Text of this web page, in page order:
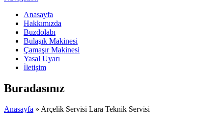
Anasayfa
Hakkımızda
Buzdolabı
Bulaşık Makinesi
Çamaşır Makinesi
Yasal Uyarı
İletişim
Buradasınız
Anasayfa » Arçelik Servisi Lara Teknik Servisi